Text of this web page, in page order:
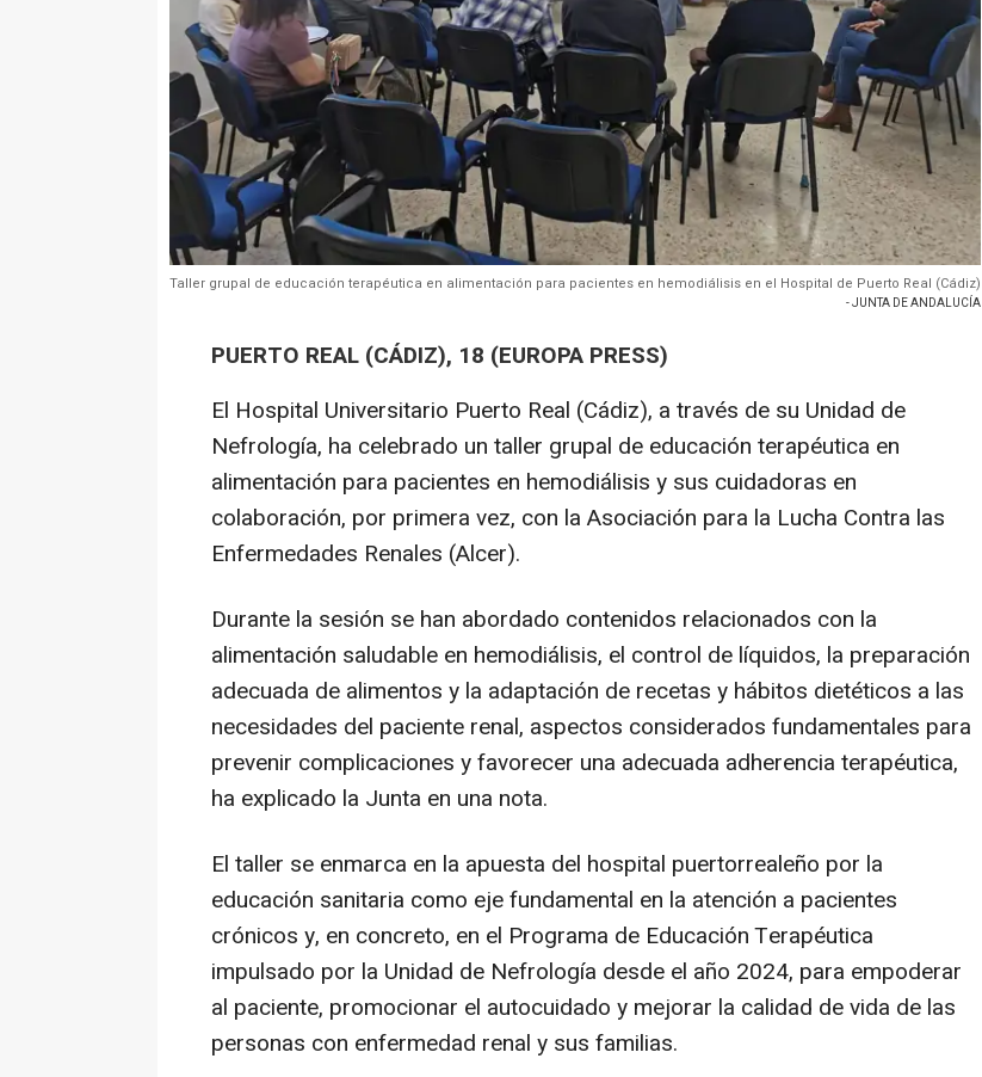
Taller grupal de educación terapéutica en alimentación para pacientes en hemodiálisis en el Hospital de Puerto Real (Cádiz)
- JUNTA DE ANDALUCÍA
PUERTO REAL (CÁDIZ), 18 (EUROPA PRESS)
El Hospital Universitario Puerto Real (Cádiz), a través de su Unidad de
Nefrología, ha celebrado un taller grupal de educación terapéutica en
alimentación para pacientes en hemodiálisis y sus cuidadoras en
colaboración, por primera vez, con la Asociación para la Lucha Contra las
Enfermedades Renales (Alcer).
Durante la sesión se han abordado contenidos relacionados con la
alimentación saludable en hemodiálisis, el control de líquidos, la preparación
adecuada de alimentos y la adaptación de recetas y hábitos dietéticos a las
necesidades del paciente renal, aspectos considerados fundamentales para
prevenir complicaciones y favorecer una adecuada adherencia terapéutica,
ha explicado la Junta en una nota.
El taller se enmarca en la apuesta del hospital puertorrealeño por la
educación sanitaria como eje fundamental en la atención a pacientes
crónicos y, en concreto, en el Programa de Educación Terapéutica
impulsado por la Unidad de Nefrología desde el año 2024, para empoderar
al paciente, promocionar el autocuidado y mejorar la calidad de vida de las
personas con enfermedad renal y sus familias.